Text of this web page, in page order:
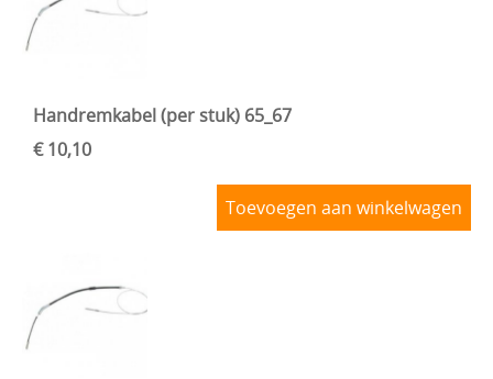
Handremkabel (per stuk) 65_67
€ 10,10
Toevoegen aan winkelwagen